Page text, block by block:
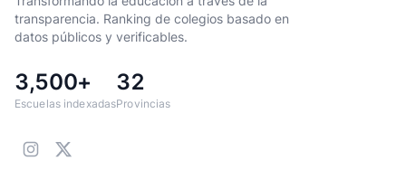
transparencia. Ranking de colegios basado en
datos públicos y verificables.
3,500+
Escuelas indexadas
32
Provincias